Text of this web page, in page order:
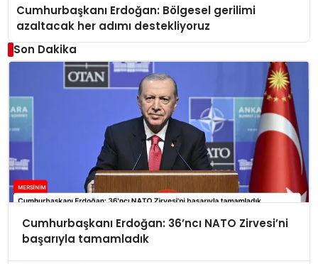
Cumhurbaşkanı Erdoğan: Bölgesel gerilimi
azaltacak her adımı destekliyoruz
Son Dakika
Cumhurbaşkanı Erdoğan: 36’ncı NATO Zirvesi’ni
başarıyla tamamladık